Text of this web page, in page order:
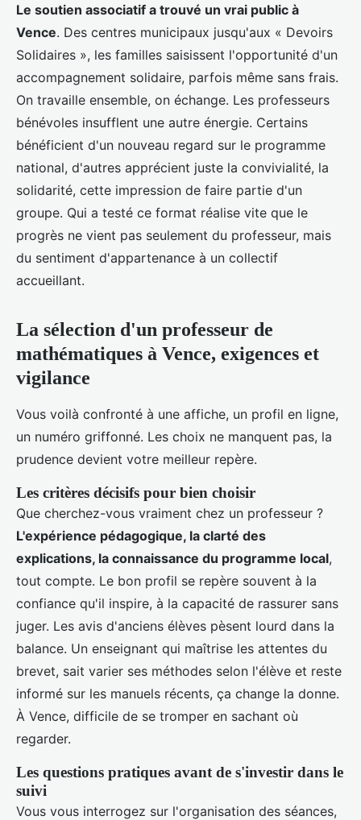
Le soutien associatif a trouvé un vrai public à
Vence. Des centres municipaux jusqu'aux « Devoirs
Solidaires », les familles saisissent l'opportunité d'un
accompagnement solidaire, parfois même sans frais.
On travaille ensemble, on échange. Les professeurs
bénévoles insufflent une autre énergie. Certains
bénéficient d'un nouveau regard sur le programme
national, d'autres apprécient juste la convivialité, la
solidarité, cette impression de faire partie d'un
groupe. Qui a testé ce format réalise vite que le
progrès ne vient pas seulement du professeur, mais
du sentiment d'appartenance à un collectif
accueillant.
La sélection d'un professeur de
mathématiques à Vence, exigences et
vigilance
Vous voilà confronté à une affiche, un profil en ligne,
un numéro griffonné. Les choix ne manquent pas, la
prudence devient votre meilleur repère.
Les critères décisifs pour bien choisir
Que cherchez-vous vraiment chez un professeur ?
L'expérience pédagogique, la clarté des
explications, la connaissance du programme local,
tout compte. Le bon profil se repère souvent à la
confiance qu'il inspire, à la capacité de rassurer sans
juger. Les avis d'anciens élèves pèsent lourd dans la
balance. Un enseignant qui maîtrise les attentes du
brevet, sait varier ses méthodes selon l'élève et reste
informé sur les manuels récents, ça change la donne.
À Vence, difficile de se tromper en sachant où
regarder.
Les questions pratiques avant de s'investir dans le
suivi
Vous vous interrogez sur l'organisation des séances,